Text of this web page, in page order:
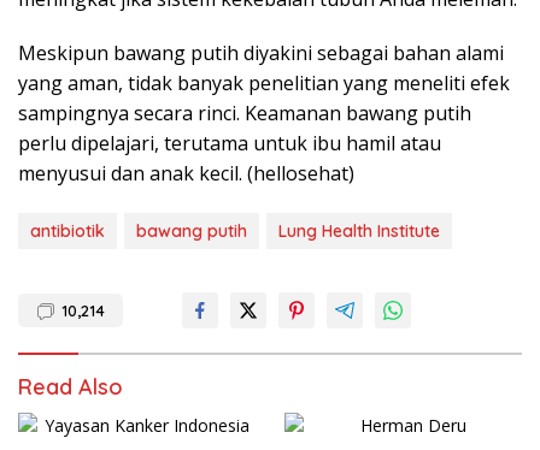
Meskipun bawang putih diyakini sebagai bahan alami
yang aman, tidak banyak penelitian yang meneliti efek
sampingnya secara rinci. Keamanan bawang putih
perlu dipelajari, terutama untuk ibu hamil atau
menyusui dan anak kecil. (hellosehat)
antibiotik bawang putih Lung Health Institute
10,214
Read Also